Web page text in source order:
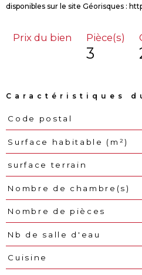
Prix du bien Pièce(s)
3
Caractéristiques
Caractéristiques
Code postal
Surface habitable (m²)
surface terrain
Nombre de chambre(s)
Nombre de pièces
Nb de salle d'eau
Cuisine